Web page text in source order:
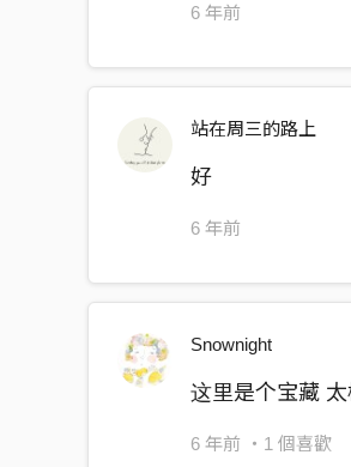
6 年前
站在周三的路上
好
6 年前
Snownight
这里是个宝藏 太
6 年前 ・1 個喜歡